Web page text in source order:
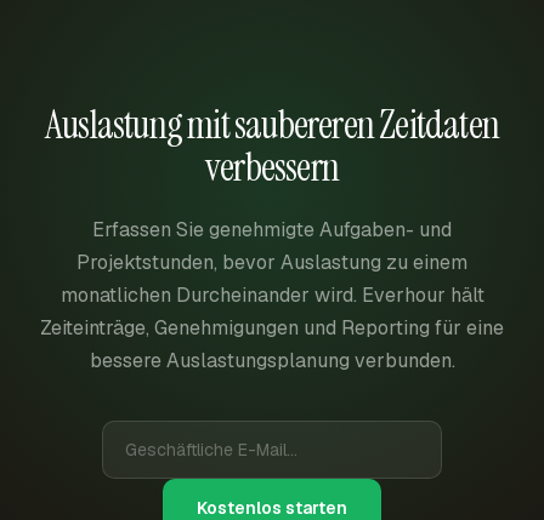
Auslastung mit saubereren Zeitdaten
verbessern
Erfassen Sie genehmigte Aufgaben- und
Projektstunden, bevor Auslastung zu einem
monatlichen Durcheinander wird. Everhour hält
Zeiteinträge, Genehmigungen und Reporting für eine
bessere Auslastungsplanung verbunden.
Kostenlos starten